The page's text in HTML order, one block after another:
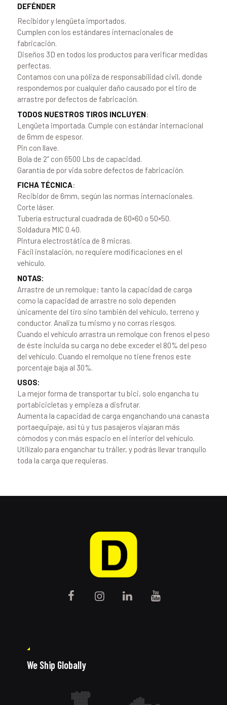
DEFÉNDER
Recibidor y lengüeta importados.
Cumplen con los estándares internacionales de
fabricación.
Diseños 3D en todos los productos para verificar medidas
perfectas.
Contamos con una póliza de responsabilidad civil, donde
respondemos por cualquier daño causado por el tiro de
arrastre por defectos de fabricación.
TODOS NUESTROS TIROS INCLUYEN:
Lengüeta importada. Cumple con estándar internacional
de 6mm de espesor.
Pin con llave.
Bola de 2” con 6500 Lbs de capacidad.
Garantía de por vida sobre defectos de fabricación.
FICHA TÉCNICA:
Recibidor de 6mm, según las normas internacionales.
Corte láser.
Tubería estructural cuadrada de 60×60 o 50×50.
Soldadura MIC 0.40.
Pintura electrostática de 8 micras.
Fácil instalación, no requiere modificaciones en el
vehículo.
NOTAS:
Arrastre de un remolque: tanto la capacidad de carga
como la capacidad de arrastre no solo dependen
únicamente del tiro sino también del vehículo, terreno y
conductor. Analiza tu mismo y no corras riesgos.
Cuando el vehículo arrastra un remolque con frenos el peso
de éste incluida su carga no debe exceder el 80% del peso
del vehículo. Cuando el remolque no tiene frenos este
porcentaje baja al 30%.
USOS:
La mejor forma de transportar tu bici, solo engancha tu
portabicicletas y empieza a disfrutar.
Aumenta la capacidad de carga enganchando una canasta
portaequipaje, así tú y tus pasajeros viajaran más
cómodos y con más espacio en el interior del vehículo.
Utilízalo para enganchar tu tráiler, y podrás llevar tranquilo
toda la carga que requieras.
We Ship Globally